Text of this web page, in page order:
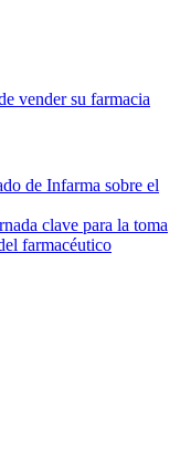
vender su farmacia
de Infarma sobre el
clave para la toma
farmacéutico